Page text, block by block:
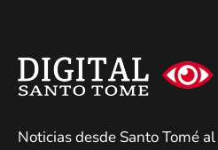
Noticias desde Santo Tomé